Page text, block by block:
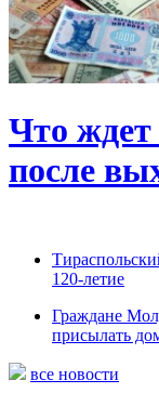
Что ждет
после
120-летие
Граждане
присылать
все новости